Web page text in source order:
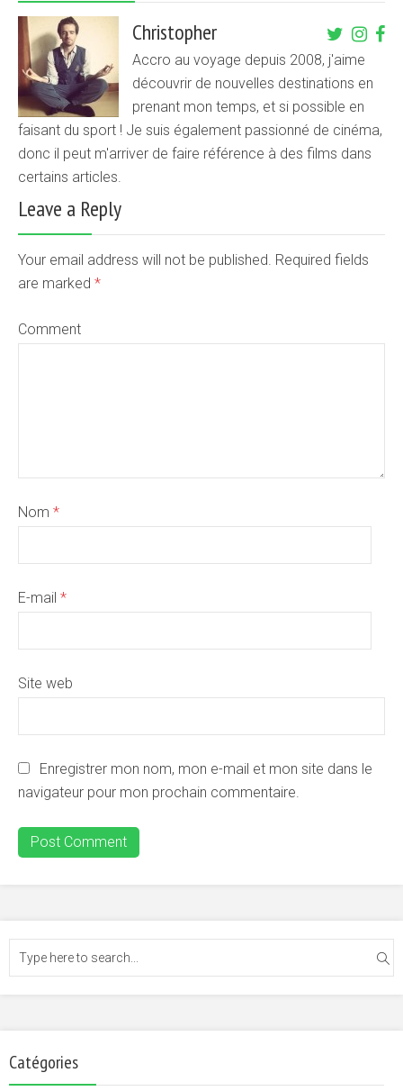
Christopher
Accro au voyage depuis 2008, j'aime
découvrir de nouvelles destinations en
prenant mon temps, et si possible en
faisant du sport ! Je suis également passionné de cinéma,
donc il peut m'arriver de faire référence à des films dans
certains articles.
Leave a Reply
Your email address will not be published. Required fields
are marked *
Comment
Nom *
E-mail *
Site web
Enregistrer mon nom, mon e-mail et mon site dans le
navigateur pour mon prochain commentaire.
Catégories